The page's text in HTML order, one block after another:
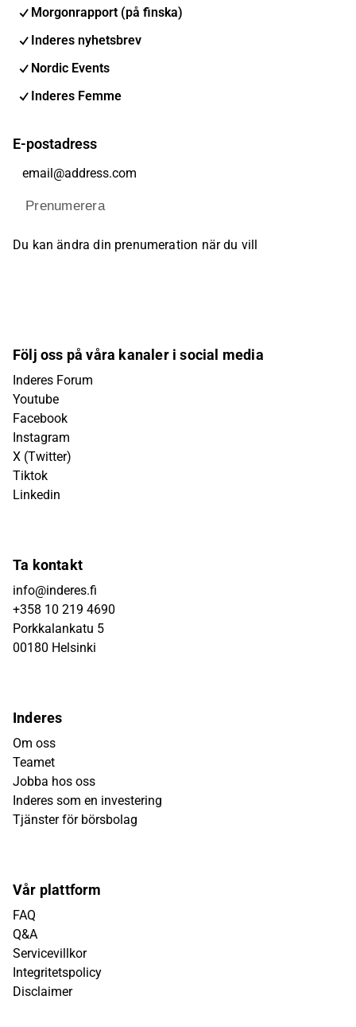
Morgonrapport (på finska)
Inderes nyhetsbrev
Nordic Events
Inderes Femme
E-postadress
Prenumerera
Du kan ändra din prenumeration när du vill
Följ oss på våra kanaler i social media
Inderes Forum
Youtube
Facebook
Instagram
X (Twitter)
Tiktok
Linkedin
Ta kontakt
info@inderes.fi
+358 10 219 4690
Porkkalankatu 5
00180 Helsinki
Inderes
Om oss
Teamet
Jobba hos oss
Inderes som en investering
Tjänster för börsbolag
Vår plattform
FAQ
Q&A
Servicevillkor
Integritetspolicy
Disclaimer